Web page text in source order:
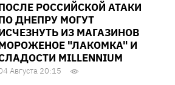
РОССИЙСКОЙ АТАКИ
ДНЕПРУ МОГУТ
ИЗ МАГАЗИНОВ
"ЛАКОМКА" И
MILLENNIUM
Августа 20:15